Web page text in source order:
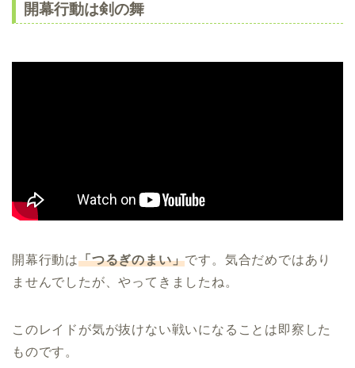
開幕行動は剣の舞
開幕行動は「つるぎのまい」です。気合だめではあり
ませんでしたが、やってきましたね。
このレイドが気が抜けない戦いになることは即察した
ものです。